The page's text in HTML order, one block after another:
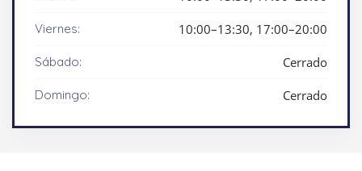
Viernes: 10:00–13:30, 17:00–20:00
Sábado: Cerrado
Domingo: Cerrado